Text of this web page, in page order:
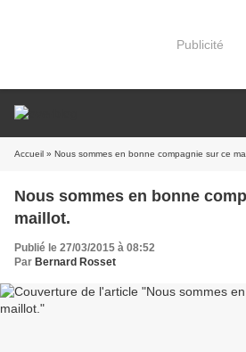
Publicité
Accueil » Nous sommes en bonne compagnie sur ce
Nous sommes en bonne
maillot.
Publié le 27/03/2015 à 08:52
Par Bernard Rosset